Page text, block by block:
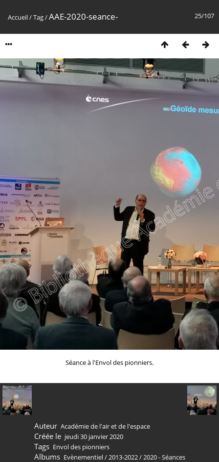
25/107
Accueil/Tag/AAE-2020-seance-
Séance à l'Envol des pionniers.
Auteur Académie de l'air et de l'espace
Créée le jeudi 30 janvier 2020
Tags Envol des pionniers
Albums Evènementiel/2013-2022/2020 - Séances